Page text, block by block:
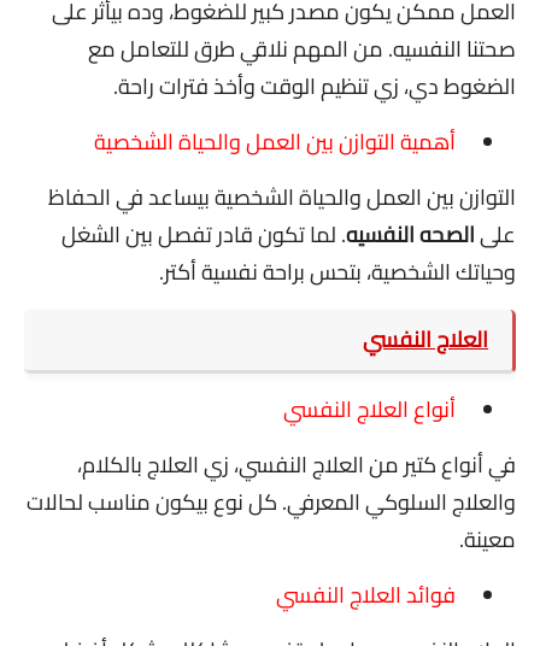
العمل ممكن يكون مصدر كبير للضغوط، وده بيأثر على
صحتنا النفسيه. من المهم نلاقي طرق للتعامل مع
الضغوط دي، زي تنظيم الوقت وأخذ فترات راحة.
أهمية التوازن بين العمل والحياة الشخصية
التوازن بين العمل والحياة الشخصية بيساعد في الحفاظ
علىالصحه النفسيه. لما تكون قادر تفصل بين الشغل
وحياتك الشخصية، بتحس براحة نفسية أكتر.
العلاج النفسي
أنواع العلاج النفسي
في أنواع كتير من العلاج النفسي، زي العلاج بالكلام،
والعلاج السلوكي المعرفي. كل نوع بيكون مناسب لحالات
معينة.
فوائد العلاج النفسي